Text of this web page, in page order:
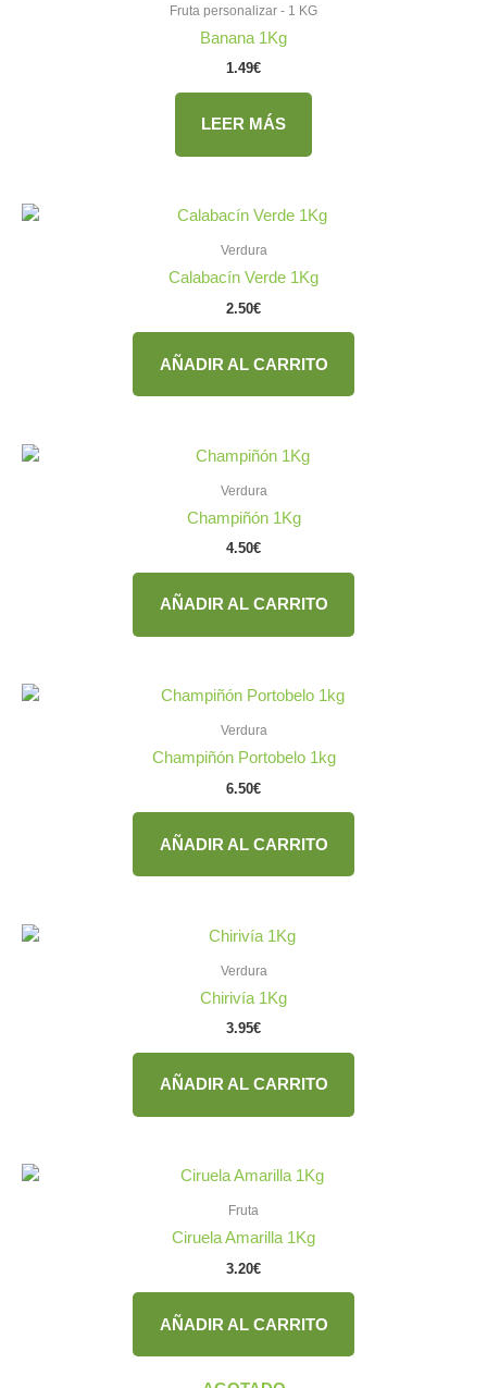
Fruta personalizar - 1 KG
Banana 1Kg
1.49€
LEER MÁS
Verdura
Calabacín Verde 1Kg
2.50€
AÑADIR AL CARRITO
Verdura
Champiñón 1Kg
4.50€
AÑADIR AL CARRITO
Verdura
Champiñón Portobelo 1kg
6.50€
AÑADIR AL CARRITO
Verdura
Chirivía 1Kg
3.95€
AÑADIR AL CARRITO
Fruta
Ciruela Amarilla 1Kg
3.20€
AÑADIR AL CARRITO